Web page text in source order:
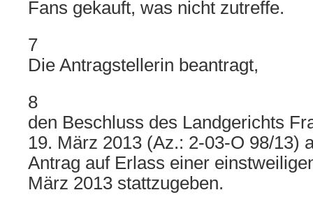
Fans gekauft, was nicht zutreffe.
7
Die Antragstellerin beantragt,
8
den Beschluss des Landgerichts
19. März 2013 (Az.: 2-03-O 98/13)
Antrag auf Erlass einer
März 2013 stattzugeben.